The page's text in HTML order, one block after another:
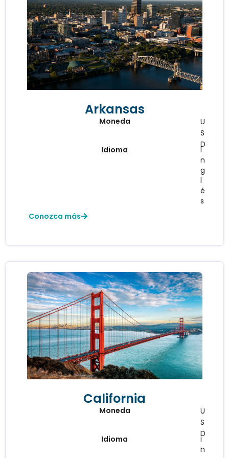
Arkansas
Moneda
U
S
D
Idioma
I
n
g
l
é
s
Conozca más
California
Moneda
U
S
D
Idioma
I
n